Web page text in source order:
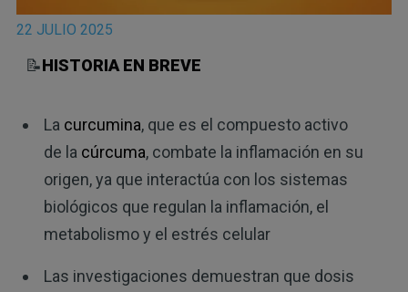
22 JULIO 2025
📝HISTORIA EN BREVE
La curcumina, que es el compuesto activo
de la cúrcuma, combate la inflamación en su
origen, ya que interactúa con los sistemas
biológicos que regulan la inflamación, el
metabolismo y el estrés celular
Las investigaciones demuestran que dosis